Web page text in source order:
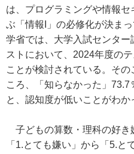
は、プログラミングや情報
ぶ「情報I」の必修化が決ま
学省では、大学入試センタ
ストにおいて、2024年度の
ことが検討されている。そ
ころ、「知らなかった」
と、認知度が低いことがわか
子どもの算数・理科の好き
「1.とても嫌い」から「5.と